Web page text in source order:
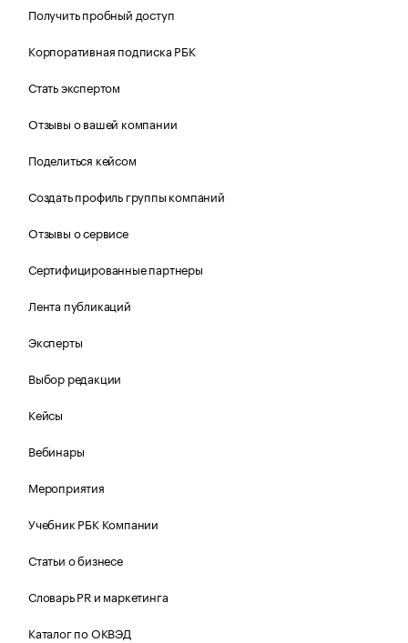
Получить пробный доступ
Корпоративная подписка РБК
Стать экспертом
Отзывы о вашей компании
Поделиться кейсом
Создать профиль группы компаний
Отзывы о сервисе
Сертифицированные партнеры
Лента публикаций
Эксперты
Выбор редакции
Кейсы
Вебинары
Мероприятия
Учебник РБК Компании
Статьи о бизнесе
Словарь PR и маркетинга
Каталог по ОКВЭД